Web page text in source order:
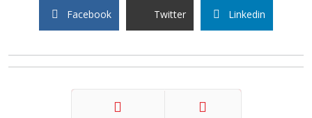
Facebook Twitter Linkedin